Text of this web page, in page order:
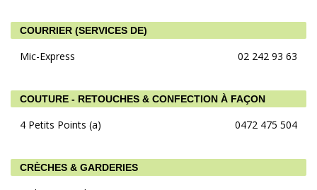
COURRIER (SERVICES DE)
Mic-Express 02 242 93 63
COUTURE - RETOUCHES & CONFECTION À FAÇON
4 Petits Points (a) 0472 475 504
CRÈCHES & GARDERIES